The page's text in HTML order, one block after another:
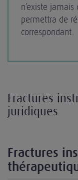
n’existe
permettra de
correspondant.
Fractures
juridiques
Fractures